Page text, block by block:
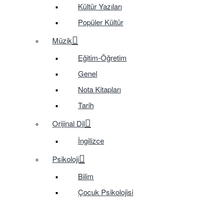
Kültür Yazıları
Popüler Kültür
Müzik
Eğitim-Öğretim
Genel
Nota Kitapları
Tarih
Orijinal Dil
İngilizce
Psikoloji
Bilim
Çocuk Psikolojisi